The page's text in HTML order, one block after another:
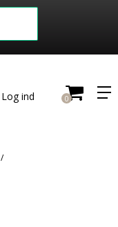
Log ind 0
/